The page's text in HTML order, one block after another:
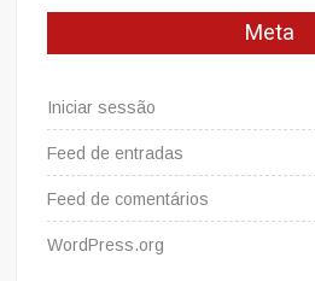
Meta
Iniciar sessão
Feed de entradas
Feed de comentários
WordPress.org